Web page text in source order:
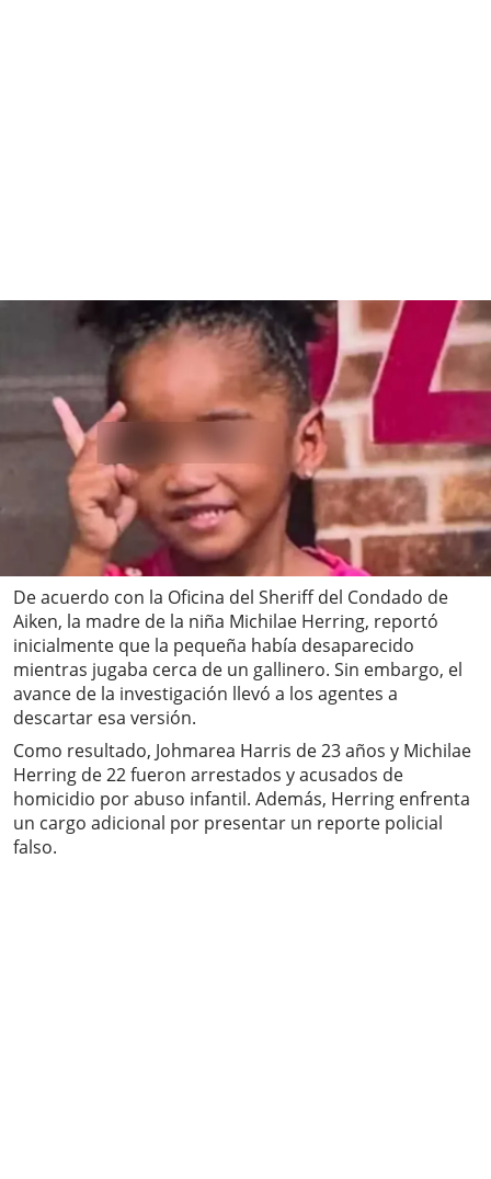
De acuerdo con la Oficina del Sheriff del Condado de
Aiken, la madre de la niña Michilae Herring, reportó
inicialmente que la pequeña había desaparecido
mientras jugaba cerca de un gallinero. Sin embargo, el
avance de la investigación llevó a los agentes a
descartar esa versión.
Como resultado, Johmarea Harris de 23 años y Michilae
Herring de 22 fueron arrestados y acusados de
homicidio por abuso infantil. Además, Herring enfrenta
un cargo adicional por presentar un reporte policial
falso.